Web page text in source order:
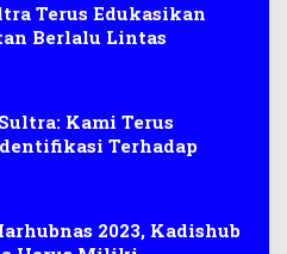
Terus Edukasikan
Berlalu Lintas
Kami Terus
Terhadap
2023, Kadishub